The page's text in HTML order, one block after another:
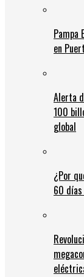
Pampa
en
Alerta
100
global
¿Por
60